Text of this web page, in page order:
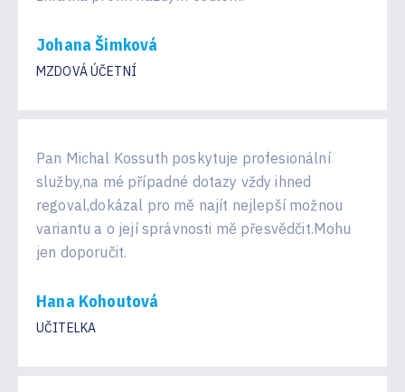
Johana Šimková
MZDOVÁ ÚČETNÍ
Pan Michal Kossuth poskytuje profesionální
služby,na mé případné dotazy vždy ihned
regoval,dokázal pro mě najít nejlepší možnou
variantu a o její správnosti mě přesvědčit.Mohu
jen doporučit.
Hana Kohoutová
UČITELKA